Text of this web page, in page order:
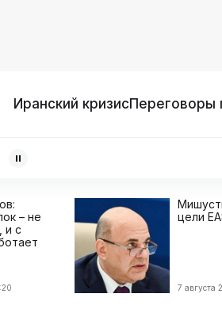
Иранский кризисПереговоры
– не
и с
цели
7 августа